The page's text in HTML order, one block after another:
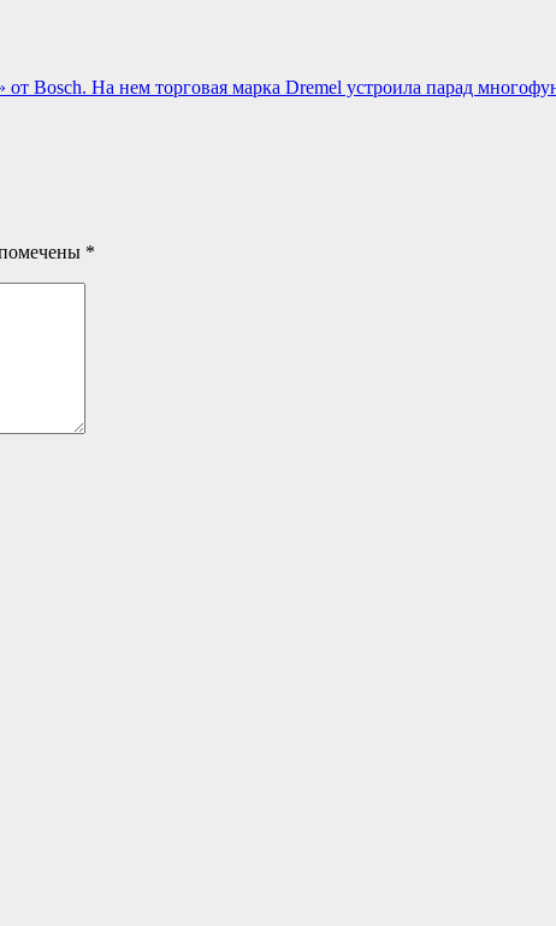
Bosch. На нем торговая марка Dremel устроила парад
*